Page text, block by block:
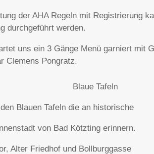
der AHA Regeln mit Registrierung
durchgeführt werden.
uns ein 3 Gänge Menü garniert mit
Clemens Pongratz.
Blaue Tafeln
Blauen Tafeln die an historische
von Bad Kötzting erinnern.
Alter Friedhof und Bollburggasse